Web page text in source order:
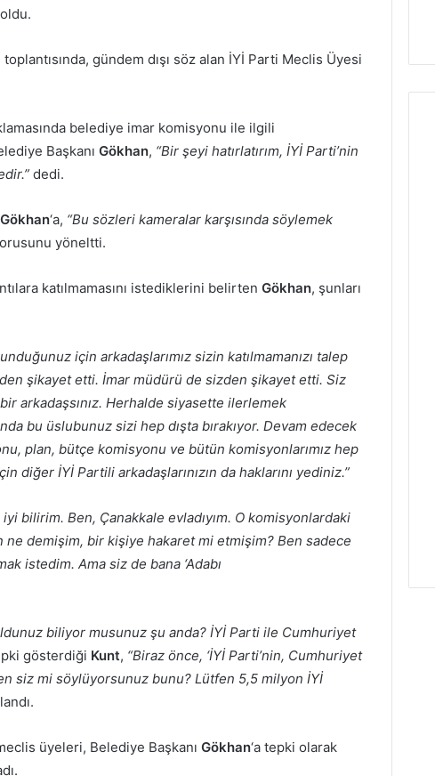
gündem dışı söz alan İYİ Parti Meclis Üyesi
belediye imar komisyonu ile ilgili
Başkanı Gökhan, “Bir şeyi hatırlatırım, İYİ Parti’nin
dedi.
Gökhan‘a, “Bu sözleri kameralar karşısında söylemek
yöneltti.
katılmamasını istediklerini belirten Gökhan, şunları
için arkadaşlarımız sizin katılmamanızı talep
şikayet etti. İmar müdürü de sizden şikayet etti. Siz
arkadaşsınız. Herhalde siyasette ilerlemek
bu üslubunuz sizi hep dışta bırakıyor. Devam edecek
plan, bütçe komisyonu ve bütün komisyonlarımız hep
İYİ Partili arkadaşlarınızın da haklarını yediniz.”
iyi bilirim. Ben, Çanakkale evladıyım. O komisyonlardaki
ne demişim, bir kişiye hakaret mi etmişim? Ben sadece
istedim. Ama siz de bana ‘Adabı
biliyor musunuz şu anda? İYİ Parti ile Cumhuriyet
gösterdiği Kunt, “Biraz önce, ‘İYİ Parti’nin, Cumhuriyet
siz mi söylüyorsunuz bunu? Lütfen 5,5 milyon İYİ
üyeleri, Belediye Başkanı Gökhan‘a tepki olarak